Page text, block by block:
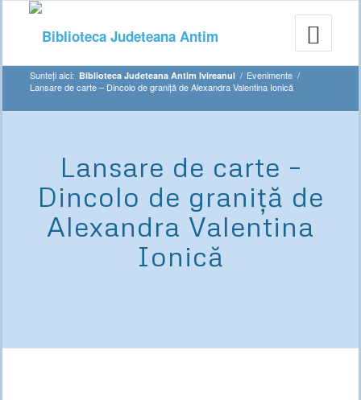
Sunteți aici: Biblioteca Judeteana Antim Ivireanul / Evenimente /
Lansare de carte – Dincolo de graniță de Alexandra Valentina Ionică
Lansare de carte –
Dincolo de graniță de
Alexandra Valentina
Ionică